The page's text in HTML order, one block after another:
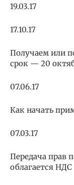
19.03.17
17.10.17
Получаем или
срок — 20
07.06.17
Как начать
07.03.17
Передача прав
облагается НДС